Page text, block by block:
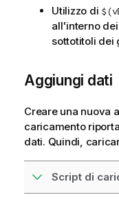
Utilizzo di
all'interno
sottotitoli dei
Aggiungi dati
Creare una nuova
caricamento
dati. Quindi,
Script di